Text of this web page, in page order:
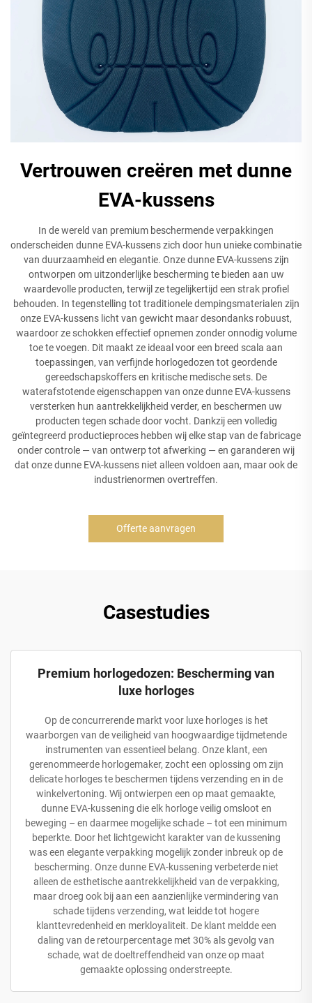
Vertrouwen creëren met dunne
EVA-kussens
In de wereld van premium beschermende verpakkingen
onderscheiden dunne EVA-kussens zich door hun unieke combinatie
van duurzaamheid en elegantie. Onze dunne EVA-kussens zijn
ontworpen om uitzonderlijke bescherming te bieden aan uw
waardevolle producten, terwijl ze tegelijkertijd een strak profiel
behouden. In tegenstelling tot traditionele dempingsmaterialen zijn
onze EVA-kussens licht van gewicht maar desondanks robuust,
waardoor ze schokken effectief opnemen zonder onnodig volume
toe te voegen. Dit maakt ze ideaal voor een breed scala aan
toepassingen, van verfijnde horlogedozen tot geordende
gereedschapskoffers en kritische medische sets. De
waterafstotende eigenschappen van onze dunne EVA-kussens
versterken hun aantrekkelijkheid verder, en beschermen uw
producten tegen schade door vocht. Dankzij een volledig
geïntegreerd productieproces hebben wij elke stap van de fabricage
onder controle — van ontwerp tot afwerking — en garanderen wij
dat onze dunne EVA-kussens niet alleen voldoen aan, maar ook de
industrienormen overtreffen.
Offerte aanvragen
Casestudies
Premium horlogedozen: Bescherming van
luxe horloges
Op de concurrerende markt voor luxe horloges is het
waarborgen van de veiligheid van hoogwaardige tijdmetende
instrumenten van essentieel belang. Onze klant, een
gerenommeerde horlogemaker, zocht een oplossing om zijn
delicate horloges te beschermen tijdens verzending en in de
winkelvertoning. Wij ontwierpen een op maat gemaakte,
dunne EVA-kussening die elk horloge veilig omsloot en
beweging – en daarmee mogelijke schade – tot een minimum
beperkte. Door het lichtgewicht karakter van de kussening
was een elegante verpakking mogelijk zonder inbreuk op de
bescherming. Onze dunne EVA-kussening verbeterde niet
alleen de esthetische aantrekkelijkheid van de verpakking,
maar droeg ook bij aan een aanzienlijke vermindering van
schade tijdens verzending, wat leidde tot hogere
klanttevredenheid en merkloyaliteit. De klant meldde een
daling van de retourpercentage met 30% als gevolg van
schade, wat de doeltreffendheid van onze op maat
gemaakte oplossing onderstreepte.